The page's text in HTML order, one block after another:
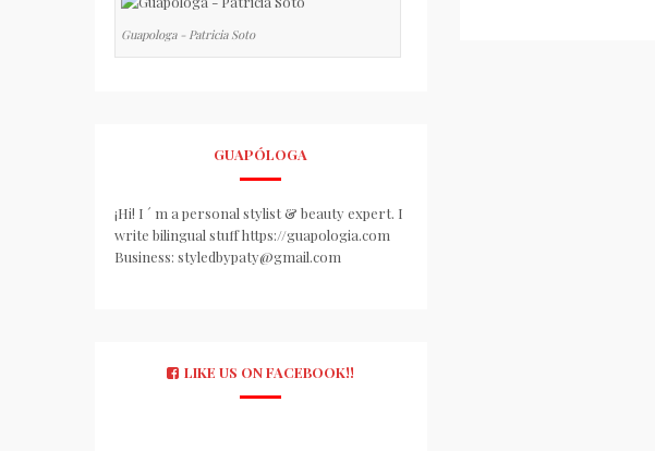
Guapologa - Patricia Soto
GUAPÓLOGA
¡Hi! I ´ m a personal stylist & beauty expert. I
write bilingual stuff https://guapologia.com
Business: styledbypaty@gmail.com
LIKE US ON FACEBOOK!!